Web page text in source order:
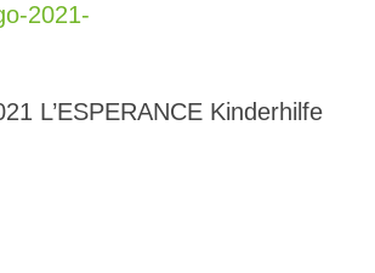
L’ESPERANCE Kinderhilfe